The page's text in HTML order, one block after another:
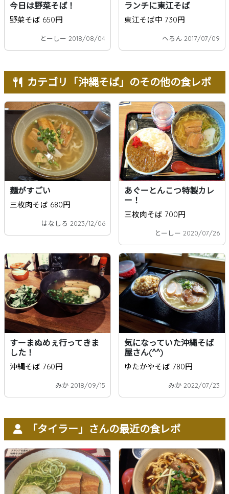
今日は野菜そば！
野菜そば 650円
とーしー 2018/08/04
ランチに東江そば
東江そば中 730円
へろん 2017/07/09
カテゴリ「沖縄そば」のその他の食レポ
麺がすごい
三枚肉そば 680円
はなしろ 2023/12/06
あぐーとんこつ特製カレ
ー！
三枚肉そば 700円
とーしー 2020/07/26
すーまぬめぇ行ってきま
した！
沖縄そば 760円
みか 2018/09/15
気になっていた沖縄そば
屋さん(^^)
ゆたかやそば 780円
みか 2022/07/23
「タイラー」さんの最近の食レポ